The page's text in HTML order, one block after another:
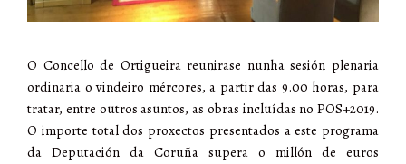
O Concello de Ortigueira reunirase nunha sesión plenaria
ordinaria o vindeiro mércores, a partir das 9.00 horas, para
tratar, entre outros asuntos, as obras incluídas no POS+2019.
O importe total dos proxectos presentados a este programa
da Deputación da Coruña supera o millón de euros